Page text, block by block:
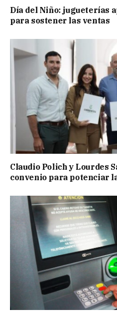
Día del Niño: jugueterías
para sostener las ventas
Claudio Polich y Lourdes
convenio para potenciar